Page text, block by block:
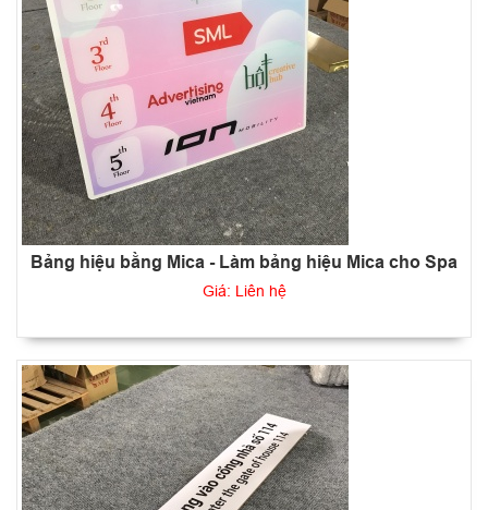
Bảng hiệu bằng Mica - Làm bảng hiệu Mica cho Spa
Giá: Liên hệ